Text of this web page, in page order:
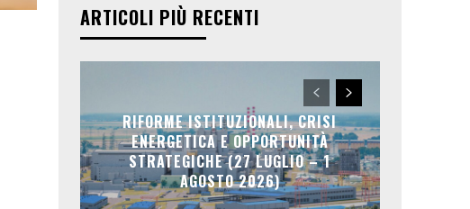
ARTICOLI PIÙ RECENTI
RIFORME ISTITUZIONALI, CRISI
ENERGETICA E OPPORTUNITÀ
STRATEGICHE (27 LUGLIO – 1
AGOSTO 2026)